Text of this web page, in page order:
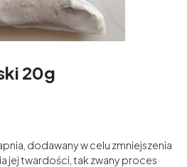
20g
dodawany w celu zmniejszenia
jej twardości, tak zwany proces